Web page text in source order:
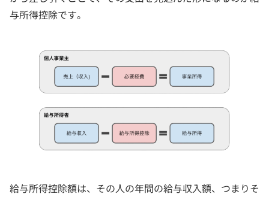
与所得控除です。
給与所得控除額は、その人の年間の給与収入額、つまりそ